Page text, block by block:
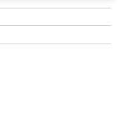
果
ナ
ー
練
習
ム
の
お
問